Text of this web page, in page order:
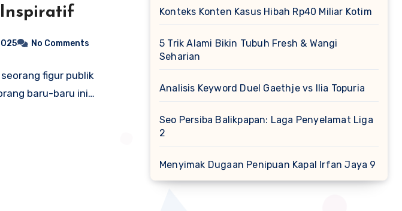
No Comments
figur publik
baru-baru ini…
Konteks Konten Kasus Hibah Rp40 Miliar Kotim
5 Trik Alami Bikin Tubuh Fresh & Wangi
Seharian
Analisis Keyword Duel Gaethje vs Ilia Topuria
Seo Persiba Balikpapan: Laga Penyelamat Liga
2
Menyimak Dugaan Penipuan Kapal Irfan Jaya 9